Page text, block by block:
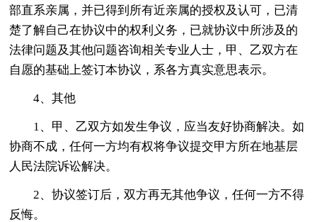
部直系亲属，并已得到所有近亲属的授权及认可，已清
楚了解自己在协议中的权利义务，已就协议中所涉及的
法律问题及其他问题咨询相关专业人士，甲、乙双方在
自愿的基础上签订本协议，系各方真实意思表示。
4、其他
1、甲、乙双方如发生争议，应当友好协商解决。如
协商不成，任何一方均有权将争议提交甲方所在地基层
人民法院诉讼解决。
2、协议签订后，双方再无其他争议，任何一方不得
反悔。